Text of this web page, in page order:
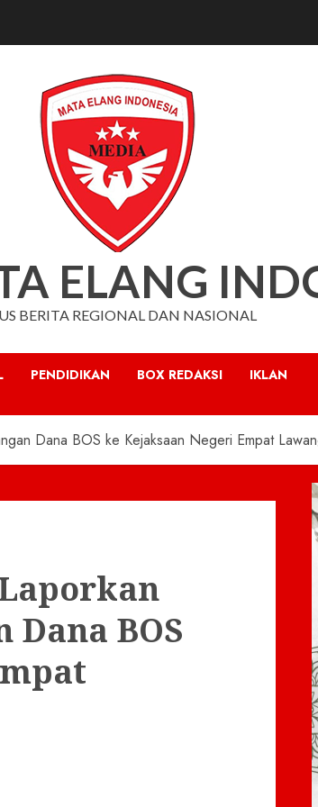
ELANG
BERITA REGIONAL DAN NASIONAL
PENDIDIKAN BOX REDAKSI IKLAN
Dana BOS ke Kejaksaan Negeri Empat
BOS